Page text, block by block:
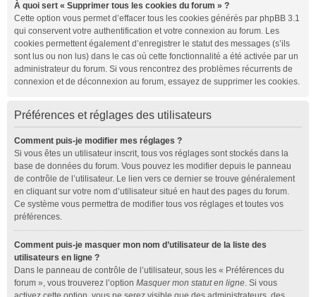
À quoi sert « Supprimer tous les cookies du forum » ?
Cette option vous permet d’effacer tous les cookies générés par phpBB 3.1
qui conservent votre authentification et votre connexion au forum. Les
cookies permettent également d’enregistrer le statut des messages (s’ils
sont lus ou non lus) dans le cas où cette fonctionnalité a été activée par un
administrateur du forum. Si vous rencontrez des problèmes récurrents de
connexion et de déconnexion au forum, essayez de supprimer les cookies.
Préférences et réglages des utilisateurs
Comment puis-je modifier mes réglages ?
Si vous êtes un utilisateur inscrit, tous vos réglages sont stockés dans la
base de données du forum. Vous pouvez les modifier depuis le panneau
de contrôle de l’utilisateur. Le lien vers ce dernier se trouve généralement
en cliquant sur votre nom d’utilisateur situé en haut des pages du forum.
Ce système vous permettra de modifier tous vos réglages et toutes vos
préférences.
Comment puis-je masquer mon nom d’utilisateur de la liste des
utilisateurs en ligne ?
Dans le panneau de contrôle de l’utilisateur, sous les « Préférences du
forum », vous trouverez l’option Masquer mon statut en ligne. Si vous